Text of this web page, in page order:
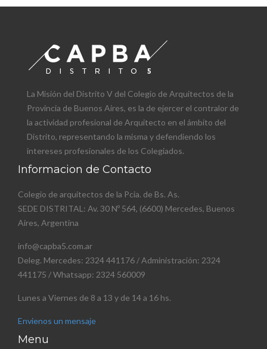
La Misión del Distrito V del Colegio de Arquitectos de la
Provincia de Buenos Aires, es la de ejercer el contralor de
la actividad profesional de Arquitecto en el ámbito del
Distrito, representando la misma y defendiendo los
intereses profesionales de los Colegiados.
Informacion de Contacto
Colegio de arquitectos de la Pcia. de Bs. As.
SEDE DISTRITAL: Av. 30 Nº 564, (6600) Mercedes, Buenos
Aires, Argentina
info@capba5.com.ar
Deleg. Mercedes: 2324 441176 / Administración: 2324
441175 / Whatsapp: 2324 560009
Lunes a Viernes de 8 a 13 y de 14 a 16 hs.
Envienos un mensaje
Menu